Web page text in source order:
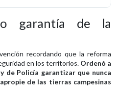
garantía de la
recordando que la reforma
en los territorios. Ordenó a
de Policía garantizar que nunca
de las tierras campesinas